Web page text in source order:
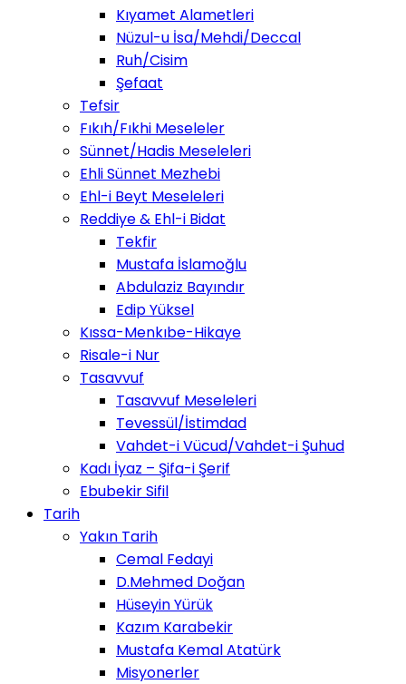
Kıyamet Alametleri
Nüzul-u İsa/Mehdi/Deccal
Ruh/Cisim
Şefaat
Tefsir
Fıkıh/Fıkhi Meseleler
Sünnet/Hadis Meseleleri
Ehli Sünnet Mezhebi
Ehl-i Beyt Meseleleri
Reddiye & Ehl-i Bidat
Tekfir
Mustafa İslamoğlu
Abdulaziz Bayındır
Edip Yüksel
Kıssa-Menkıbe-Hikaye
Risale-i Nur
Tasavvuf
Tasavvuf Meseleleri
Tevessül/İstimdad
Vahdet-i Vücud/Vahdet-i Şuhud
Kadı İyaz – Şifa-i Şerif
Ebubekir Sifil
Tarih
Yakın Tarih
Cemal Fedayi
D.Mehmed Doğan
Hüseyin Yürük
Kazım Karabekir
Mustafa Kemal Atatürk
Misyonerler